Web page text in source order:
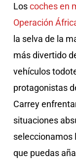
Loscoches en
Operación
la selva de la
más divertido
vehículos
protagonistas
Carrey
situaciones
seleccionamos
que puedas